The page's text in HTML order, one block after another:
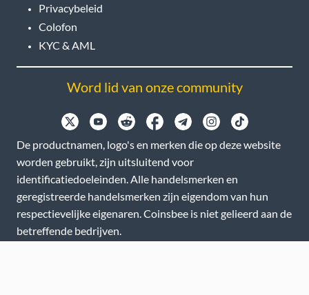
Privacybeleid
Colofon
KYC & AML
Word lid van onze community
De productnamen, logo's en merken die op deze website
worden gebruikt, zijn uitsluitend voor
identificatiedoeleinden. Alle handelsmerken en
geregistreerde handelsmerken zijn eigendom van hun
respectievelijke eigenaren. Coinsbee is niet gelieerd aan de
betreffende bedrijven.